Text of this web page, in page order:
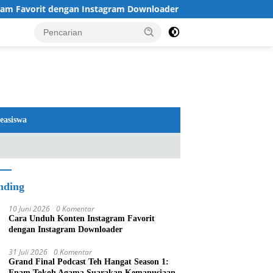
dengan Instagram Downloader
10 Juni 2026 0 Komentar
Cara Unduh Konten Instagram Favorit
dengan Instagram Downloader
31 Juli 2026 0 Komentar
Grand Final Podcast Teh Hangat Season 1: